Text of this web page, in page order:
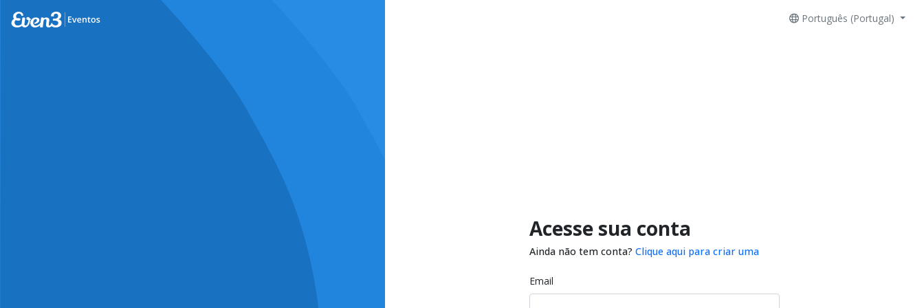
Português (Portugal)
Acesse sua conta
Ainda não tem conta? Clique aqui para criar uma
Email